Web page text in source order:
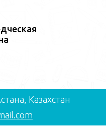
Казахстан